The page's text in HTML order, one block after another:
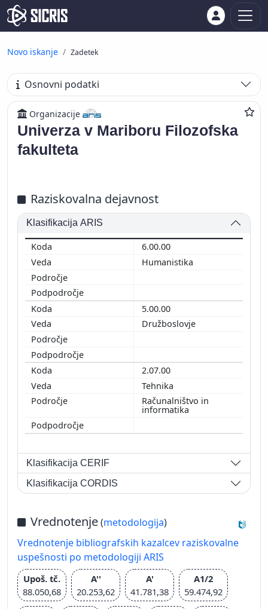
Novo iskanje Zadetek
Osnovni podatki
Organizacije
Univerza v Mariboru Filozofska
fakulteta
Raziskovalna dejavnost
Klasifikacija ARIS
6.00.00
Humanistika
5.00.00
Družboslovje
2.07.00
Tehnika
Računalništvo in
informatika
Klasifikacija CERIF
Klasifikacija CORDIS
Vrednotenje(metodologija)
Vrednotenje bibliografskih kazalcev raziskovalne
uspešnosti po metodologiji ARIS
Upoš. tč.
88.050,68
A''
20.253,62
A'
41.781,38
A1/2
59.474,92